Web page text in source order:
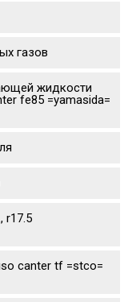
газов
жидкости
fe85 =yamasida=
r17.5
canter tf =stco=